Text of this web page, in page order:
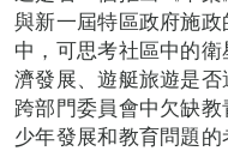
與新一屆特區政府施
中，可思考社區中的
濟發展、遊艇旅遊是
跨部門委員會中欠缺
少年發展和教育問題的